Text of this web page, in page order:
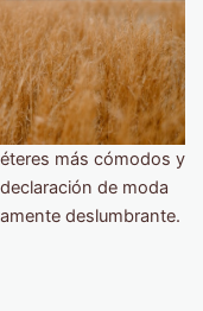
más cómodos y
de moda
deslumbrante.